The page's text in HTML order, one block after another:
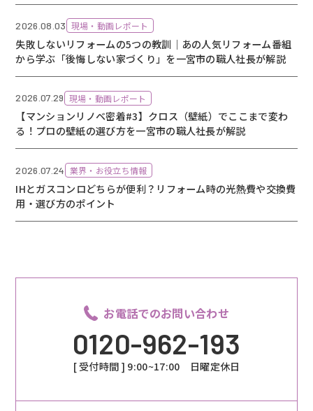
2026.08.03 現場・動画レポート
失敗しないリフォームの5つの教訓｜あの人気リフォーム番組
から学ぶ「後悔しない家づくり」を一宮市の職人社長が解説
2026.07.29 現場・動画レポート
【マンションリノベ密着#3】クロス（壁紙）でここまで変わ
る！プロの壁紙の選び方を一宮市の職人社長が解説
2026.07.24 業界・お役立ち情報
IHとガスコンロどちらが便利？リフォーム時の光熱費や交換費
用・選び方のポイント
お電話でのお問い合わせ
0120-962-193
[ 受付時間 ] 9:00~17:00 日曜定休日